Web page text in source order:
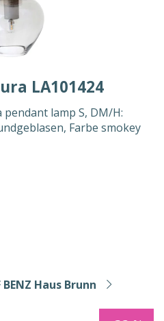
LA101424
lamp S, DM/H:
Farbe smokey
Haus Brunn